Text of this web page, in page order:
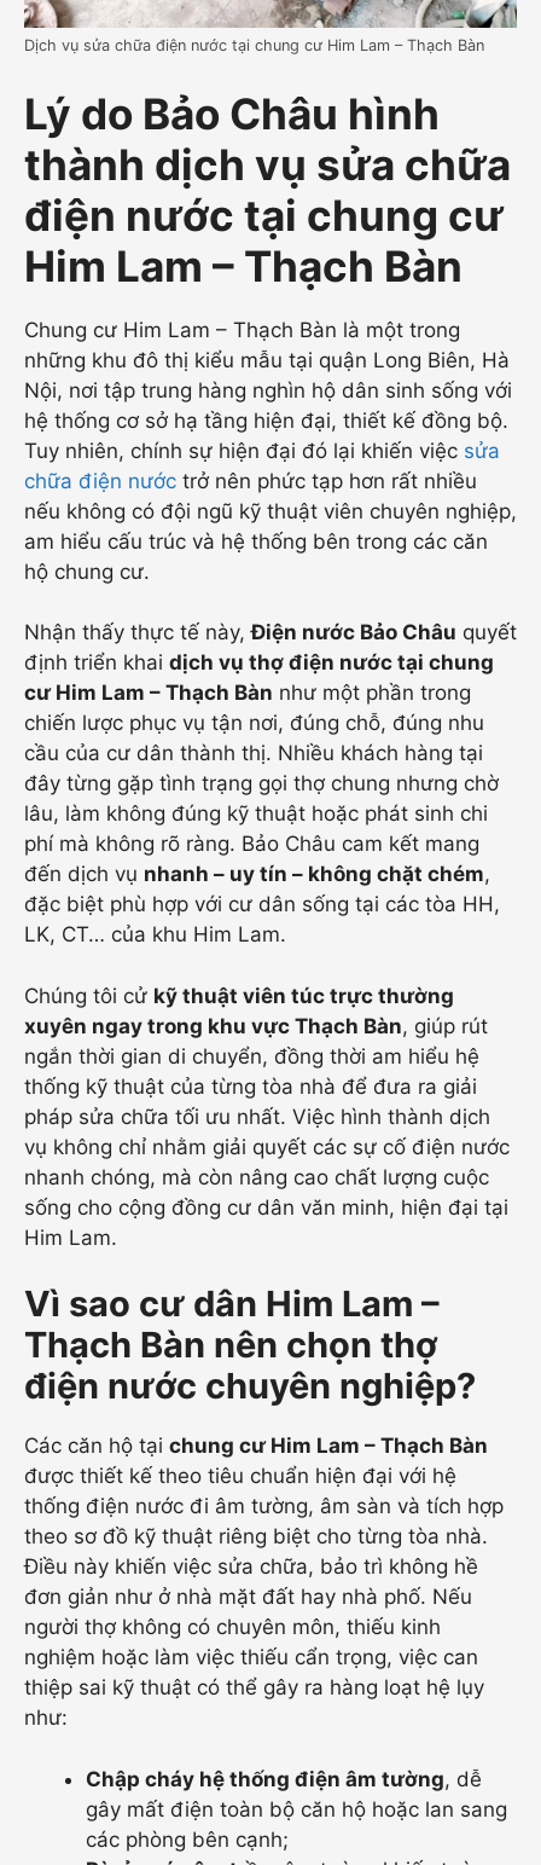
Dịch vụ sửa chữa điện nước tại chung cư Him Lam – Thạch Bàn
Lý do Bảo Châu hình
thành dịch vụ sửa chữa
điện nước tại chung cư
Him Lam – Thạch Bàn
Chung cư Him Lam – Thạch Bàn là một trong
những khu đô thị kiểu mẫu tại quận Long Biên, Hà
Nội, nơi tập trung hàng nghìn hộ dân sinh sống với
hệ thống cơ sở hạ tầng hiện đại, thiết kế đồng bộ.
Tuy nhiên, chính sự hiện đại đó lại khiến việc sửa
chữa điện nước trở nên phức tạp hơn rất nhiều
nếu không có đội ngũ kỹ thuật viên chuyên nghiệp,
am hiểu cấu trúc và hệ thống bên trong các căn
hộ chung cư.
Nhận thấy thực tế này,Điện nước Bảo Châu quyết
định triển khai dịch vụ thợ điện nước tại chung
cư Him Lam – Thạch Bàn như một phần trong
chiến lược phục vụ tận nơi, đúng chỗ, đúng nhu
cầu của cư dân thành thị. Nhiều khách hàng tại
đây từng gặp tình trạng gọi thợ chung nhưng chờ
lâu, làm không đúng kỹ thuật hoặc phát sinh chi
phí mà không rõ ràng. Bảo Châu cam kết mang
đến dịch vụ nhanh – uy tín – không chặt chém,
đặc biệt phù hợp với cư dân sống tại các tòa HH,
LK, CT… của khu Him Lam.
Chúng tôi cử kỹ thuật viên túc trực thường
xuyên ngay trong khu vực Thạch Bàn, giúp rút
ngắn thời gian di chuyển, đồng thời am hiểu hệ
thống kỹ thuật của từng tòa nhà để đưa ra giải
pháp sửa chữa tối ưu nhất. Việc hình thành dịch
vụ không chỉ nhằm giải quyết các sự cố điện nước
nhanh chóng, mà còn nâng cao chất lượng cuộc
sống cho cộng đồng cư dân văn minh, hiện đại tại
Him Lam.
Vì sao cư dân Him Lam –
Thạch Bàn nên chọn thợ
điện nước chuyên nghiệp?
Các căn hộ tại chung cư Him Lam – Thạch Bàn
được thiết kế theo tiêu chuẩn hiện đại với hệ
thống điện nước đi âm tường, âm sàn và tích hợp
theo sơ đồ kỹ thuật riêng biệt cho từng tòa nhà.
Điều này khiến việc sửa chữa, bảo trì không hề
đơn giản như ở nhà mặt đất hay nhà phố. Nếu
người thợ không có chuyên môn, thiếu kinh
nghiệm hoặc làm việc thiếu cẩn trọng, việc can
thiệp sai kỹ thuật có thể gây ra hàng loạt hệ lụy
như:
Chập cháy hệ thống điện âm tường, dễ
gây mất điện toàn bộ căn hộ hoặc lan sang
các phòng bên cạnh;